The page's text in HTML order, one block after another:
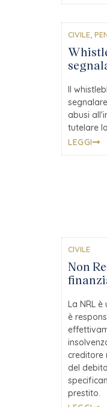
CIVILE
Il
abusi
tutelare
LEGGI
CIVILE
Non
La NRL
è
creditore
del
prestito.